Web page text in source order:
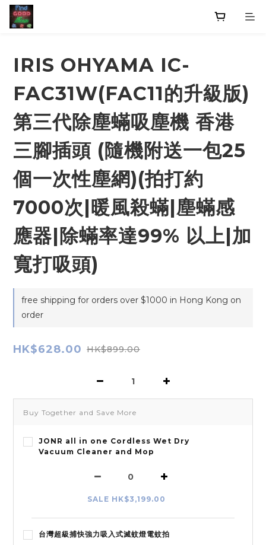
IRIS OHYAMA IC-
FAC31W(FAC11的升級版)
第三代除塵蟎吸塵機 香港
三腳插頭 (隨機附送一包25
個一次性塵網)(拍打約
7000次|暖風殺蟎|塵蟎感
應器|除蟎率達99% 以上|加
寬打吸頭)
free shipping for orders over $1000 in Hong Kong on
order
HK$628.00 HK$899.00
Buy Together and Save More
JONR all in one Cordless Wet Dry
Vacuum Cleaner and Mop
SALE HK$3,199.00
台灣超級捕快強力吸入式滅蚊燈電蚊拍